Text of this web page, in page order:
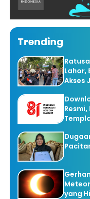
Trending
Lahor,
Akses
yang